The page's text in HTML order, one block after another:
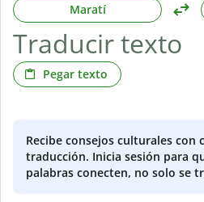
Maratí
Pegar texto
Recibe consejos culturales con
traducción. Inicia sesión para
palabras conecten, no solo se